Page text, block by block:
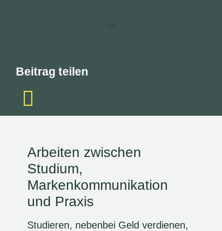
Beitrag teilen
Arbeiten zwischen
Studium,
Markenkommunikation
und Praxis
Studieren, nebenbei Geld verdienen,